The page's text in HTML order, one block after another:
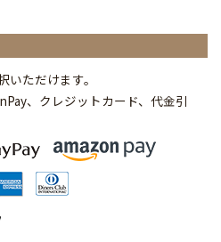
ただけます。
、クレジットカード、代金引